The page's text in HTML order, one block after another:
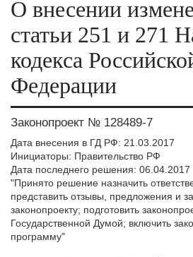
О внесении
статьи 251 и 271
кодекса
Федерации
Законопроект № 128489-7
Дата внесения в ГД РФ: 21.03.2017
Инициаторы: Правительство РФ
Дата последнего решения: 06.04.2017
"Принято решение назначить
представить отзывы, предложения и
законопроекту; подготовить
Государственной Думой; включить
программу"